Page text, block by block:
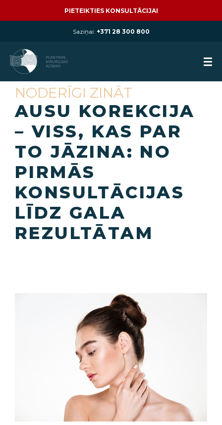
PIETEIKTIES KONSULTĀCIJAI
Saziņai: +371 28 300 800
NODERĪGI ZINĀT
AUSU KOREKCIJA
– VISS, KAS PAR
TO JĀZINA: NO
PIRMĀS
KONSULTĀCIJAS
LĪDZ GALA
REZULTĀTAM